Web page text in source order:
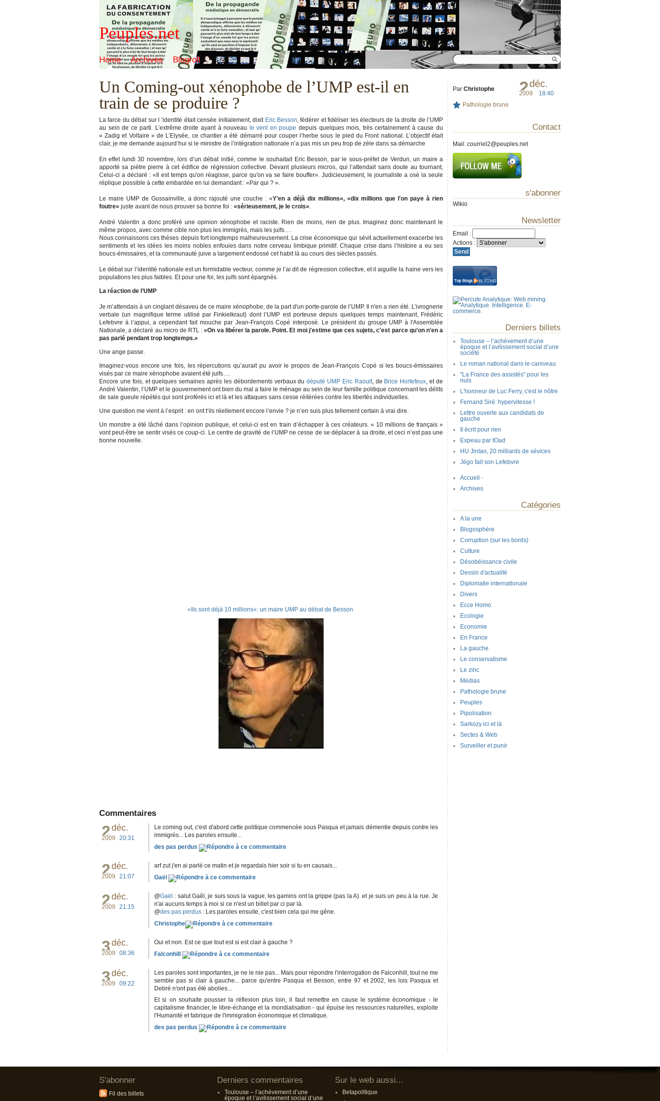
Peuples.net
Home Archives Blogroll
Un Coming-out xénophobe de l’UMP est-il en
train de se produire ?
2déc.
2009 18:40
Par Christophe
Pathologie brune
La farce du débat sur l ‘identité était censée initialement, dixit Eric Besson, fédérer et fidéliser les électeurs de la droite de l’UMP
au sein de ce parti. L’extrême droite ayant à nouveau
le vent en poupe depuis quelques mois, très certainement à cause du
« Zadig et Voltaire » de L’Elysée, ce chantier a été démarré pour couper l’herbe sous le pied du Front national. L’objectif était
clair, je me demande aujourd’hui si le ministre de l’intégration nationale n’a pas mis un peu trop de zèle dans sa démarche
En effet lundi 30 novembre, lors d’un débat initié, comme le souhaitait Eric Besson, par le sous-préfet de Verdun, un maire a
apporté sa piètre pierre à cet édifice de régression collective. Devant plusieurs micros, qui l’attendait sans doute au tournant,
Celui-ci a déclaré : «Il est temps qu'on réagisse, parce qu'on va se faire bouffer». Judicieusement, le journaliste a osé la seule
réplique possible à cette embardée en lui demandant : «Par qui ? ».
Le maire UMP de Gussainville, a donc rajouté une couche : «Y'en a déjà dix millions», «dix millions que l'on paye à rien
foutre» juste avant de nous prouver sa bonne foi : «sérieusement, je le crois».
André Valentin a donc proféré une opinion xénophobe et raciste. Rien de moins, rien de plus. Imaginez donc maintenant le
même propos, avec comme cible non plus les immigrés, mais les juifs….
Nous connaissons ces thèses depuis fort longtemps malheureusement. La crise économique qui sévit actuellement exacerbe les
sentiments et les idées les moins nobles enfouies dans notre cerveau limbique primitif. Chaque crise dans l’histoire a eu ses
boucs-émissaires, et la communauté juive a largement endossé cet habit là au cours des siècles passés.
Le débat sur l’identité nationale est un formidable vecteur, comme je l’ai dit de régression collective, et il aiguille la haine vers les
populations les plus faibles. Et pour une foi, les juifs sont épargnés.
La réaction de l’UMP
Je m’attendais à un cinglant désaveu de ce maire xénophobe, de la part d'un porte-parole de l’UMP. Il n'en a rien été. L’ivrognerie
verbale (un magnifique terme utilisé par Finkielkraut) dont l’UMP est porteuse depuis quelques temps maintenant, Frédéric
Lefebvre à l’appui, a cependant fait mouche par Jean-François Copé interposé. Le président du groupe UMP à l'Assemblée
Nationale, a déclaré au micro de RTL :«On va libérer la parole. Point. Et moi j'estime que ces sujets, c'est parce qu'on n'en a
pas parlé pendant trop longtemps.»
Une ange passe.
Imaginez-vous encore une fois, les répercutions qu’aurait pu avoir le propos de Jean-François Copé si les boucs-émissaires
visés par ce maire xénophobe avaient été juifs….
Encore une fois, et quelques semaines après les débordements verbaux dudéputé UMP Eric Raoult, de Brice Hortefeux, et de
André Valentin, l’UMP et le gouvernement ont bien du mal a faire le ménage au sein de leur famille politique concernant les délits
de sale gueule répétés qui sont proférés ici et là et les attaques sans cesse réitérées contre les libertés individuelles.
Une question me vient à l’esprit : en ont t‘ils réellement encore l’envie ? je n’en suis plus tellement certain à vrai dire.
Un monstre a été lâché dans l’opinion publique, et celui-ci est en train d’échapper à ces créateurs. « 10 millions de français »
vont peut-être se sentir visés ce coup-ci. Le centre de gravité de l’UMP ne cesse de se déplacer à sa droite, et ceci n’est pas une
bonne nouvelle.
«Ils sont déjà 10 millions»: un maire UMP au débat de Besson
Commentaires
2déc.
2009 20:31
Le coming out, c'est d'abord cette politique commencée sous Pasqua et jamais démentie depuis contre les
immigrés... Les paroles ensuite...
des pas perdus
2déc.
2009 21:07
arf zut j'en ai parlé ce matin et je regardais hier soir si tu en causais...
Gaël
2déc.
2009 21:15
@Gaël : salut Gaêl, je suis sous la vague, les gamins ont la grippe (pas la A). et je suis un peu à la rue. Je
n'ai aucuns temps à moi si ce n'est un billet par ci par là.
@des pas perdus : Les paroles ensuite, c'est bien cela qui me gêne.
Christophe
3déc.
2009 08:36
Oui et non. Est ce que tout est si est clair à gauche ?
Falconhill
3déc.
2009 09:22
Les paroles sont importantes, je ne le nie pas... Mais pour répondre l'interrogation de Falconhill, tout ne me
semble pas si clair à gauche... parce qu'entre Pasqua et Besson, entre 97 et 2002, les lois Pasqua et
Debré n'ont pas été abolies...
Et si on souhaite pousser la réflexion plus loin, il faut remettre en cause le système économique - le
capitalisme financier, le libre-échange et la mondialisation - qui épuise les ressources naturelles, exploite
l'Humanité et fabrique de l'immigration économique et climatique.
des pas perdus
Contact
Mail: courriel2@peuples.net
s'abonner
Wikio
Newsletter
Email :
Actions :
Derniers billets
Toulouse – l’achèvement d’une
époque et l’avilissement social d’une
société
Le roman national dans le caniveau
"La France des assistés" pour les
nuls
L'honneur de Luc Ferry, c'est le nôtre
Fernand Siré: hypervitesse !
Lettre ouverte aux candidats de
gauche
Il écrit pour rien
Expeau par tOad
HU Jintao, 20 milliards de sévices
Jégo fait son Lefebvre
Accueil -
Archives
Catégories
A la une
Blogosphère
Corruption (sur les bords)
Culture
Désobéissance civile
Dessin d'actualité
Diplomatie internationale
Divers
Ecce Homo
Ecologie
Economie
En France
La gauche
Le conservatisme
Le zinc
Médias
Pathologie brune
Peuples
Pipolisation
Sarkozy ici et là
Sectes & Web
Surveiller et punir
S'abonner
Fil des billets
Derniers commentaires
Toulouse – l’achèvement d’une
époque et l’avilissement social d’une
Sur le web aussi...
Betapolitique